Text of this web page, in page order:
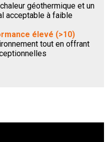
géothermique et un
acceptable à faible
élevé (>10)
tout en offrant